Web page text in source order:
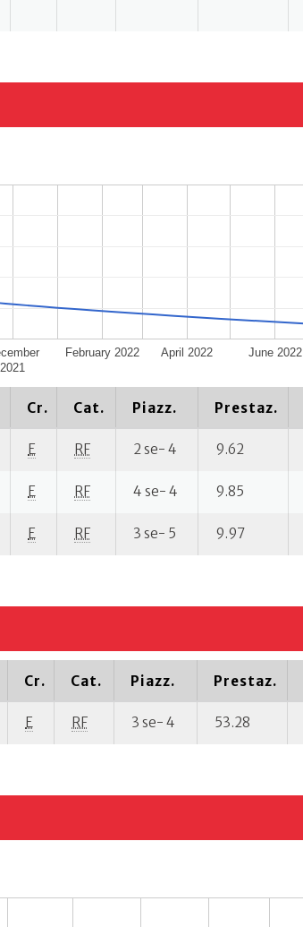
2021
February 2022 April 2022 June 2022
Cr. Cat. Piazz. Prestaz.
E RF 2 se- 4 9.62
E RF 4 se- 4 9.85
E RF 3 se- 5 9.97
Cr. Cat. Piazz. Prestaz.
E RF 3 se- 4 53.28